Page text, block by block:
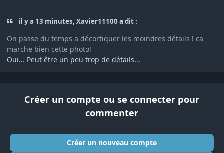
il y a 13 minutes, Xavier11100 a dit :
On passe du temps a décortiquer les moindres détails ! ca
marche bien cette photo!
Oui... Peut être un peu trop de détails...
Créer un compte ou se connecter pour
commenter
Créer un nouveau compte